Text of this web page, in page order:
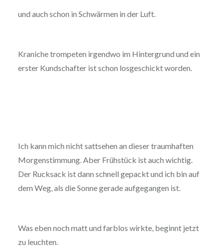
und auch schon in Schwärmen in der Luft.
Kraniche trompeten irgendwo im Hintergrund und ein
erster Kundschafter ist schon losgeschickt worden.
Ich kann mich nicht sattsehen an dieser traumhaften
Morgenstimmung. Aber Frühstück ist auch wichtig.
Der Rucksack ist dann schnell gepackt und ich bin auf
dem Weg, als die Sonne gerade aufgegangen ist.
Was eben noch matt und farblos wirkte, beginnt jetzt
zu leuchten.